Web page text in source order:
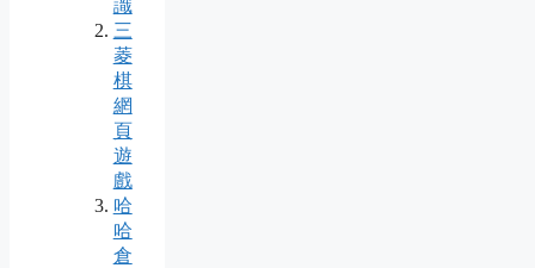
識
三
菱
棋
網
頁
遊
戲
哈
哈
倉